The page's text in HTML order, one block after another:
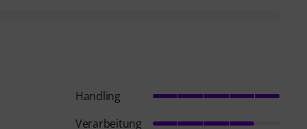
Handling
Verarbeitung